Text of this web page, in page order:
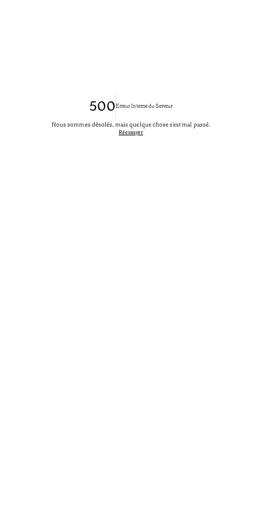
500Erreur Interne du Serveur
Nous sommes désolés, mais quelque chose s'est mal passé.
Réessayer